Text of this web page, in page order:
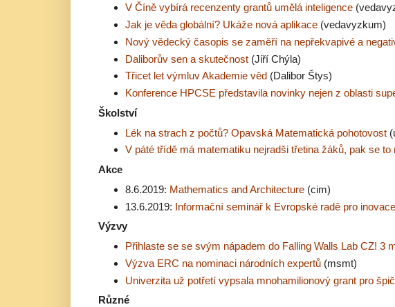
V Číně vybírá recenzenty grantů umělá inteligence
Jak je věda globální? Ukáže nová aplikace(vedavyzkum)
Nový vědecký časopis se zaměří na nepřekvapivé a
Daliborův sen a skutečnost(Jiří Chýla)
Třicet let výmluv Akademie věd(Dalibor Štys)
Konference HPCSE představila novinky nejen z oblasti
Školství
Lék na strach z počtů? Opavská Matematická pohotovost
V páté třídě má matematiku nejradši třetina žáků, pak se
Akce
8.6.2019: Mathematics and Architecture(cim)
13.6.2019: Informační seminář k Evropské radě pro
Výzvy
Přihlaste se se svým nápadem do Falling Walls Lab CZ! 3
Výzva ERC na nominaci národních expertů(msmt)
Univerzita už potřetí vypsala mnohamilionový grant pro
Různé